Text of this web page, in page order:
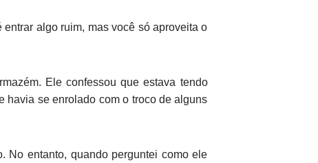
algo ruim, mas você só aproveita o
Ele confessou que estava tendo
havia se enrolado com o troco de alguns
No entanto, quando perguntei como ele